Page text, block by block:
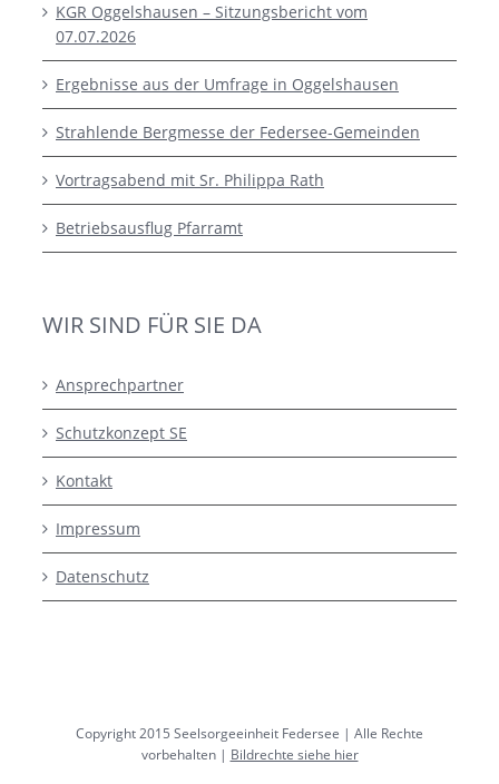
KGR Oggelshausen – Sitzungsbericht vom
07.07.2026
Ergebnisse aus der Umfrage in Oggelshausen
Strahlende Bergmesse der Federsee-Gemeinden
Vortragsabend mit Sr. Philippa Rath
Betriebsausflug Pfarramt
WIR SIND FÜR SIE DA
Ansprechpartner
Schutzkonzept SE
Kontakt
Impressum
Datenschutz
Copyright 2015 Seelsorgeeinheit Federsee | Alle Rechte
vorbehalten | Bildrechte siehe hier